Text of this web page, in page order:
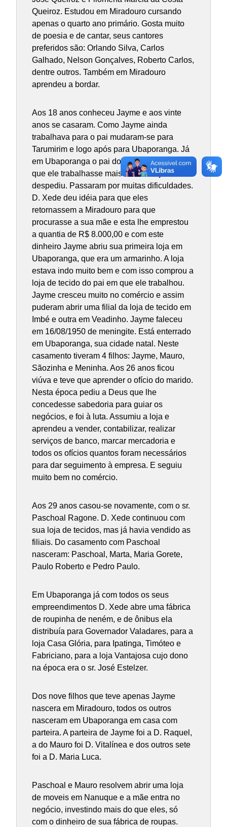
Queiroz. Estudou em Miradouro cursando
apenas o quarto ano primário. Gosta muito
de poesia e de cantar, seus cantores
preferidos são: Orlando Silva, Carlos
Galhado, Nelson Gonçalves, Roberto Carlos,
dentre outros. Também em Miradouro
aprendeu a bordar.
Aos 18 anos conheceu Jayme e aos vinte
anos se casaram. Como Jayme ainda
trabalhava para o pai mudaram-se para
Tarumirim e logo após para Ubaporanga. Já
em Ubaporanga o pai do Jayme não quis
que ele trabalhasse mais em sua loja e o
despediu. Passaram por muitas dificuldades.
D. Xede deu idéia para que eles
retornassem a Miradouro para que
procurasse a sua mãe e esta lhe emprestou
a quantia de R$ 8.000,00 e com este
dinheiro Jayme abriu sua primeira loja em
Ubaporanga, que era um armarinho. A loja
estava indo muito bem e com isso comprou a
loja de tecido do pai em que ele trabalhou.
Jayme cresceu muito no comércio e assim
puderam abrir uma filial da loja de tecido em
Imbé e outra em Veadinho. Jayme faleceu
em 16/08/1950 de meningite. Está enterrado
em Ubaporanga, sua cidade natal. Neste
casamento tiveram 4 filhos: Jayme, Mauro,
Sãozinha e Meninha. Aos 26 anos ficou
viúva e teve que aprender o ofício do marido.
Nesta época pediu a Deus que lhe
concedesse sabedoria para guiar os
negócios, e foi à luta. Assumiu a loja e
aprendeu a vender, contabilizar, realizar
serviços de banco, marcar mercadoria e
todos os ofícios quantos foram necessários
para dar seguimento à empresa. E seguiu
muito bem no comércio.
Aos 29 anos casou-se novamente, com o sr.
Paschoal Ragone. D. Xede continuou com
sua loja de tecidos, mas já havia vendido as
filiais. Do casamento com Paschoal
nasceram: Paschoal, Marta, Maria Gorete,
Paulo Roberto e Pedro Paulo.
Em Ubaporanga já com todos os seus
empreendimentos D. Xede abre uma fábrica
de roupinha de neném, e de ônibus ela
distribuía para Governador Valadares, para a
loja Casa Glória, para Ipatinga, Timóteo e
Fabriciano, para a loja Vantajosa cujo dono
na época era o sr. José Estelzer.
Dos nove filhos que teve apenas Jayme
nascera em Miradouro, todos os outros
nasceram em Ubaporanga em casa com
parteira. A parteira de Jayme foi a D. Raquel,
a do Mauro foi D. Vitalínea e dos outros sete
foi a D. Maria Luca.
Paschoal e Mauro resolvem abrir uma loja
de moveis em Nanuque e a mãe entra no
negócio, investindo mais do que eles, só
com o dinheiro de sua fábrica de roupas.